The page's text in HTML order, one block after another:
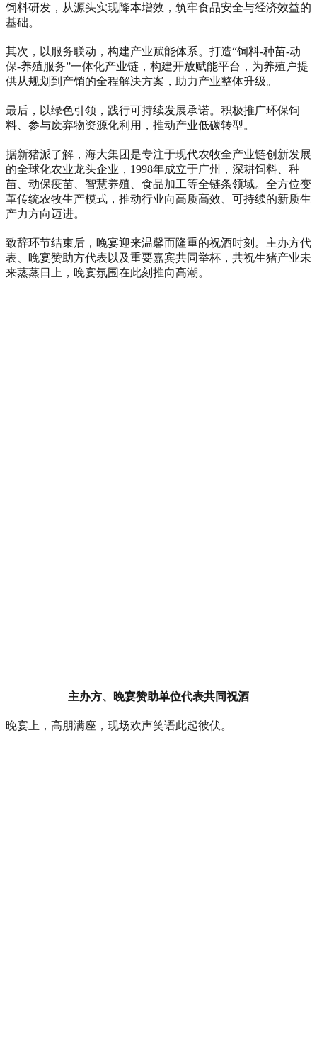
饲料研发，从源头实现降本增效，筑牢食品安全与经济效益的
基础。
其次，以服务联动，构建产业赋能体系。打造“饲料-种苗-动
保-养殖服务”一体化产业链，构建开放赋能平台，为养殖户提
供从规划到产销的全程解决方案，助力产业整体升级。
最后，以绿色引领，践行可持续发展承诺。积极推广环保饲
料、参与废弃物资源化利用，推动产业低碳转型。
据新猪派了解，海大集团是专注于现代农牧全产业链创新发展
的全球化农业龙头企业， 1998年成立于广州，深耕饲料、种
苗、动保疫苗、智慧养殖、食品加工等全链条领域。全方位变
革传统农牧生产模式，推动行业向高质高效、可持续的新质生
产力方向迈进。
致辞环节结束后，晚宴迎来温馨而隆重的祝酒时刻。主办方代
表、晚宴赞助方代表以及重要嘉宾共同举杯，共祝生猪产业未
来蒸蒸日上，晚宴氛围在此刻推向高潮。
主办方、晚宴赞助单位代表共同祝酒
晚宴上，高朋满座，现场欢声笑语此起彼伏。